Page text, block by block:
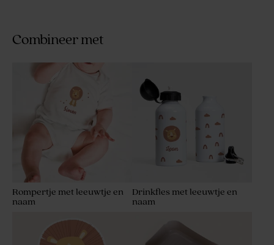
Combineer met
Rompertje met leeuwtje en
naam
Drinkfles met leeuwtje en
naam